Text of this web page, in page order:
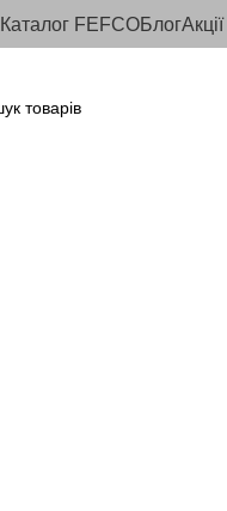
Каталог FEFCOБлог